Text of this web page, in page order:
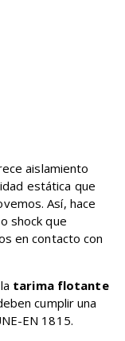
aislamiento
estática que
Así, hace
shock que
en contacto con
tarima flotante
cumplir una
EN 1815.